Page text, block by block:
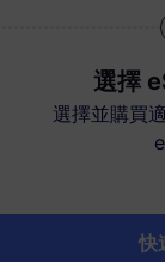
選擇
選擇並購買
快